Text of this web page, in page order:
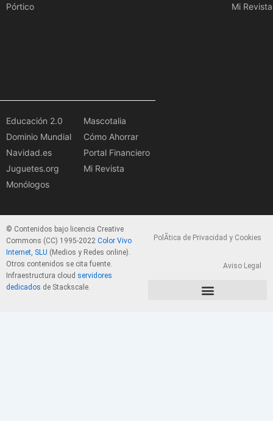
Pórtico
Mi Revista
Educación 2.0
Dominio Mundial
Navidad.es
Juguetes.org
Monólogos
Mascotalia
Cómo Ahorrar
Portal Financiero
Mi Revista
© Contenidos bajo licencia Creative
Commons (CC) 1995-2022 Color Vivo
Internet, SLU (Medios y Redes online).
Otros contenidos se cita fuente.
Infraestructura cloud servidores
dedicados de Stackscale.
PolÃ­tica de Privacidad y Cookies
Aviso Legal